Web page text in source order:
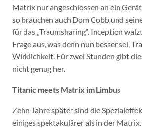
Matrix nur angeschlossen an ein
so brauchen auch Dom Cobb und
für das „Traumsharing“. Inception
Frage aus, was denn nun besser sei,
Wirklichkeit. Für zwei Stunden gibt
nicht genug her.
Titanic meets Matrix im Limbus
Zehn Jahre später sind die
einiges spektakulärer als in der